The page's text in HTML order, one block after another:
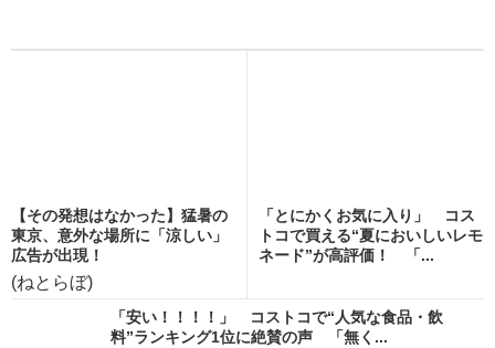
【その発想はなかった】猛暑の
東京、意外な場所に「涼しい」
広告が出現！
(ねとらぼ)
「とにかくお気に入り」 コス
トコで買える“夏においしいレモ
ネード”が高評価！ 「...
「安い！！！！」 コストコで“人気な食品・飲
料”ランキング1位に絶賛の声 「無く...